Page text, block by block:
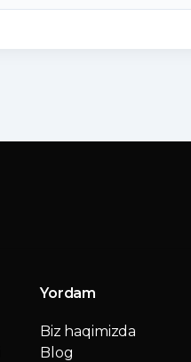
Yordam
Biz haqimizda
Blog